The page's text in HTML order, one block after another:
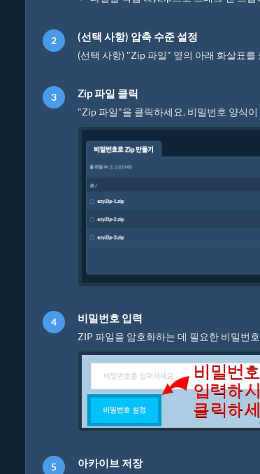
(선택 사항) 압축 수준 설정
(선택 사항) "Zip 파일" 옆의 아래 화살표
Zip 파일 클릭
"Zip 파일"을 클릭하세요. 비밀번호 양식
비밀번호 입력
ZIP 파일을 암호화하는 데 필요한 비밀번
아카이브 저장